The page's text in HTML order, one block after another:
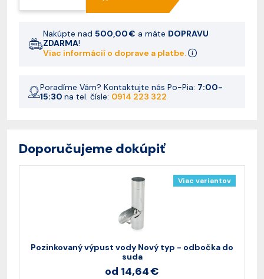
Nakúpte nad 500,00 € a máte DOPRAVU
ZDARMA!
Viac informácií o doprave a platbe.
Poradíme Vám? Kontaktujte nás Po-Pia: 7:00-
15:30 na tel. čísle: 0914 223 322
Doporučujeme dokúpiť
Viac variantov
Pozinkovaný výpust vody Nový typ - odbočka do
suda
od 14,64 €